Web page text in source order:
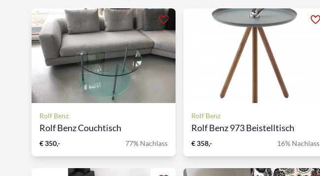
Rolf Benz
Rolf Benz Couchtisch
€ 350,- 77% Nachlass
Rolf Benz
Rolf Benz 973 Beistelltisch
€ 358,- 16% Nachlass